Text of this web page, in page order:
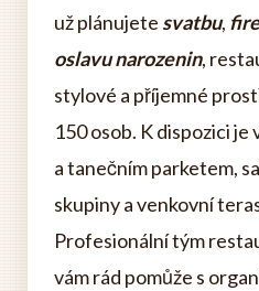
už plánujete svatbu,
oslavu narozenin,
stylové a příjemné
150 osob. K dispozici je
a tanečním parketem,
skupiny a venkovní
Profesionální tým
vám rád pomůže s